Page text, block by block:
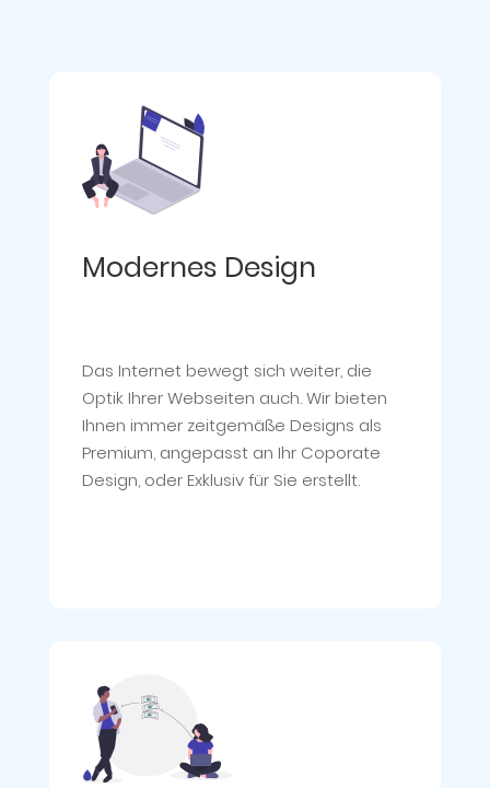
Modernes Design
Das Internet bewegt sich weiter, die
Optik Ihrer Webseiten auch. Wir bieten
Ihnen immer zeitgemäße Designs als
Premium, angepasst an Ihr Coporate
Design, oder Exklusiv für Sie erstellt.